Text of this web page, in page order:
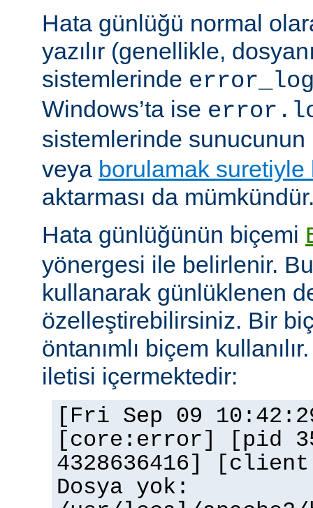
Hata günlüğü normal
yazılır (genellikle,
sistemlerinde
Windows’ta ise
sistemlerinde sunucunun
veya borulamak
aktarması da
Hata günlüğünün biçemi
yönergesi ile belirlenir.
kullanarak günlüklenen
özelleştirebilirsiniz. Bir
öntanımlı biçem
iletisi içermektedir:
[Fri Sep 09
[core:error] [pid
4328636416]
Dosya yok: